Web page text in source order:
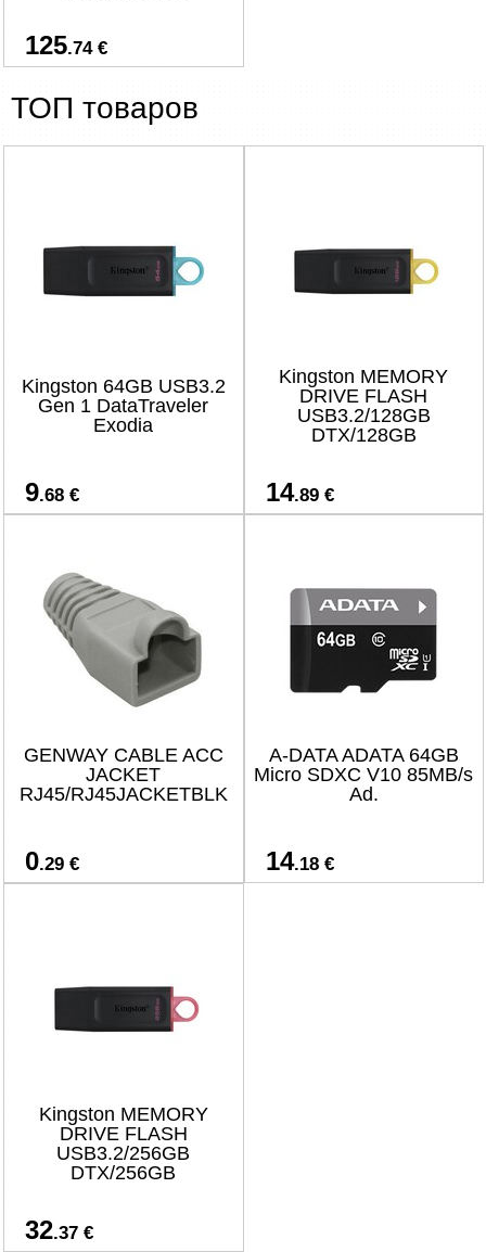
125.74 €
ТОП товаров
Kingston 64GB USB3.2
Gen 1 DataTraveler
Exodia
9.68 €
Kingston MEMORY
DRIVE FLASH
USB3.2/128GB
DTX/128GB
14.89 €
GENWAY CABLE ACC
JACKET
RJ45/RJ45JACKETBLK
0.29 €
A-DATA ADATA 64GB
Micro SDXC V10 85MB/s
Ad.
14.18 €
Kingston MEMORY
DRIVE FLASH
USB3.2/256GB
DTX/256GB
32.37 €